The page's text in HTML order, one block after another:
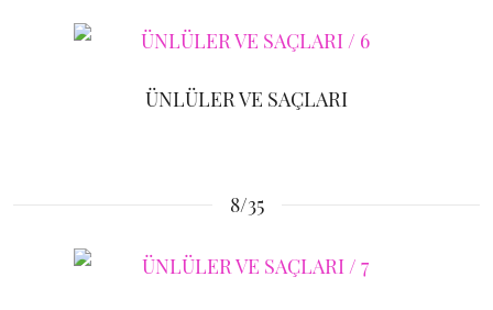
ÜNLÜLER VE SAÇLARI
8/35